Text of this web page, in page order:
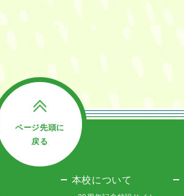
ページ先頭に
戻る
本校について